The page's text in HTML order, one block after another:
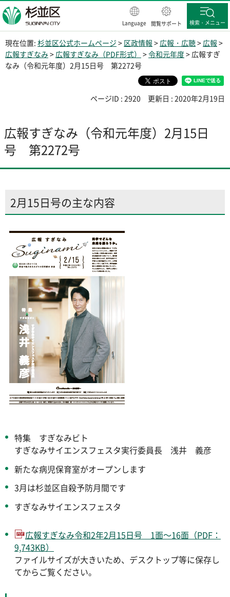
杉並区
Language 閲覧サポート 検索・メニュー
現在位置: 杉並区公式ホームページ > 区政情報 > 広報・広聴> 広報 >
広報すぎなみ > 広報すぎなみ（PDF形式） >令和元年度> 広報すぎ
なみ（令和元年度）2月15日号 第2272号
ページID : 2920 更新日 : 2020年2月19日
広報すぎなみ（令和元年度）2月15日
号 第2272号
2月15日号の主な内容
特集 すぎなみビト
すぎなみサイエンスフェスタ実行委員長 浅井 義彦
新たな病児保育室がオープンします
3月は杉並区自殺予防月間です
すぎなみサイエンスフェスタ
広報すぎなみ令和2年2月15日号 1面～16面（PDF：
9,743KB）
ファイルサイズが大きいため、デスクトップ等に保存し
てからご覧ください。